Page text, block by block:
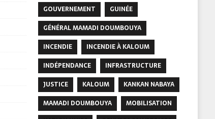
GOUVERNEMENT
GUINÉE
GÉNÉRAL MAMADI DOUMBOUYA
INCENDIE
INCENDIE À KALOUM
INDÉPENDANCE
INFRASTRUCTURE
JUSTICE
KALOUM
KANKAN NABAYA
MAMADI DOUMBOUYA
MOBILISATION